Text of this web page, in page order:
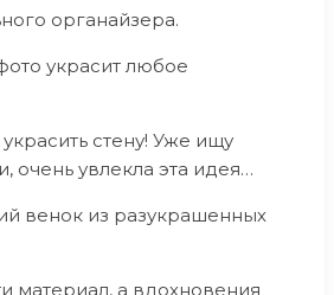
органайзера.
украсит любое
стену! Уже ищу
очень увлекла эта идея…
венок из разукрашенных
материал, а вдохновения